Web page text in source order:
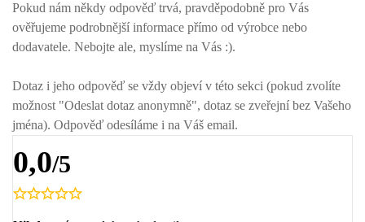
Pokud nám někdy odpověď trvá, pravděpodobně pro Vás
ověřujeme podrobnější informace přímo od výrobce nebo
dodavatele. Nebojte ale, myslíme na Vás :).
Dotaz i jeho odpověď se vždy objeví v této sekci (pokud zvolíte
možnost "Odeslat dotaz anonymně", dotaz se zveřejní bez Vašeho
jména). Odpověď odesíláme i na Váš email.
0,0/5